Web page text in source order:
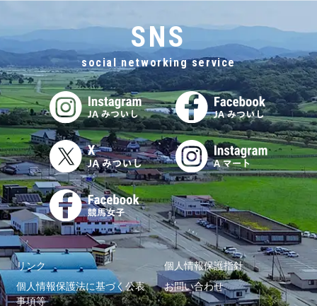
SNS
social networking service
リンク
個人情報保護指針
個人情報保護法に基づく公表
事項等
お問い合わせ